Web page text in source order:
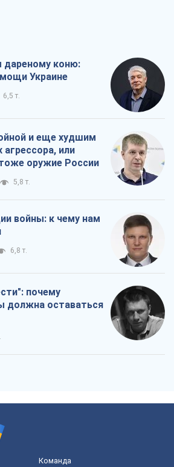
дареному коню:
Украине
6,5 т.
и еще худшим
агрессора, или
оружие России
5,8 т.
войны: к чему нам
6,8 т.
почему
должна оставаться
Команда